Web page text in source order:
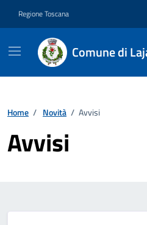
Regione Toscana
Comune di
Home / Novità / Avvisi
Avvisi